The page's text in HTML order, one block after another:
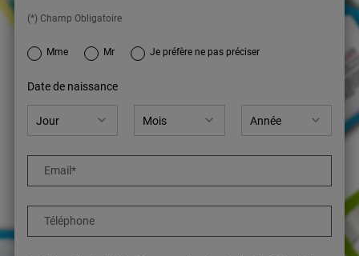
(*) Champ Obligatoire
newslettersignup.title.legend
Mme Mr Je préfère ne pas préciser
Date de naissance
Email*
Téléphone